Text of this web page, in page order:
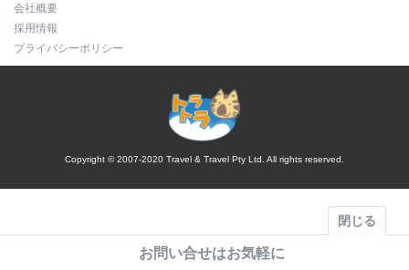
会社概要
採用情報
プライバシーポリシー
Copyright © 2007-2020 Travel & Travel Pty Ltd. All rights reserved.
閉じる
お問い合せはお気軽に